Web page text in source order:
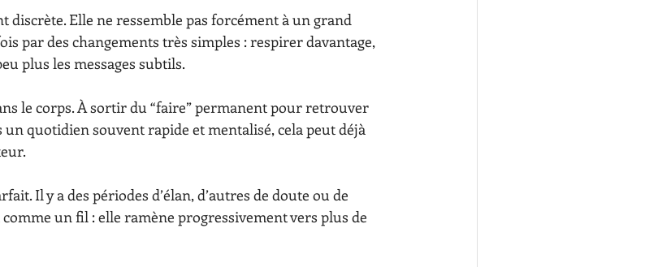
discrète. Elle ne ressemble pas forcément à un grand
par des changements très simples : respirer davantage,
plus les messages subtils.
le corps. À sortir du “faire” permanent pour retrouver
un quotidien souvent rapide et mentalisé, cela peut déjà
Il y a des périodes d’élan, d’autres de doute ou de
un fil : elle ramène progressivement vers plus de